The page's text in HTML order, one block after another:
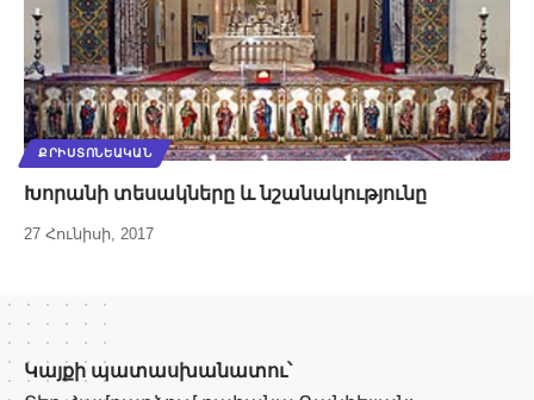
ՔՐԻՍՏՈՆԵԱԿԱՆ
Խորանի տեսակները և նշանակությունը
27 Հունիսի, 2017
Կայքի պատասխանատու՝